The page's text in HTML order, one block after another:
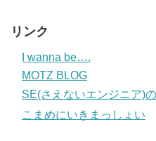
リンク
I wanna be….
MOTZ BLOG
SE(さえないエンジニア)
こまめにいきまっしょい